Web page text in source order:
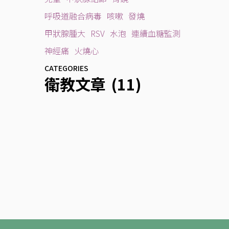
呼吸道融合病毒 咳嗽 發燒
甲狀腺腫大 RSV 水泡 連續血糖監測
神經痛 火燒心
CATEGORIES
衛教文章 (11)